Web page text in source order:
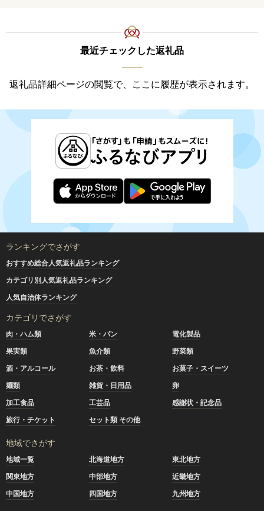
最近チェックした返礼品
返礼品詳細ページの閲覧で、ここに履歴が表示されます。
ランキングでさがす
おすすめ総合人気返礼品ランキング
カテゴリ別人気返礼品ランキング
人気自治体ランキング
カテゴリでさがす
肉・ハム類 米・パン
電化製品
果実類
魚介類
野菜類
酒・アルコール
お茶・飲料
お菓子・スイーツ
麺類
雑貨・日用品
卵
加工食品
工芸品
感謝状・記念品
旅行・チケット
セット類 その他
地域でさがす
地域一覧 北海道地方
東北地方
関東地方
中部地方
近畿地方
中国地方
四国地方 九州地方